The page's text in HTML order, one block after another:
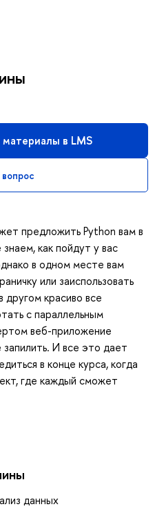
в LMS
предложить Python вам в
как пойдут у вас
в одном месте вам
или заиспользовать
другом красиво все
с параллельным
веб-приложение
И все это дает
в конце курса, когда
где каждый сможет
данных